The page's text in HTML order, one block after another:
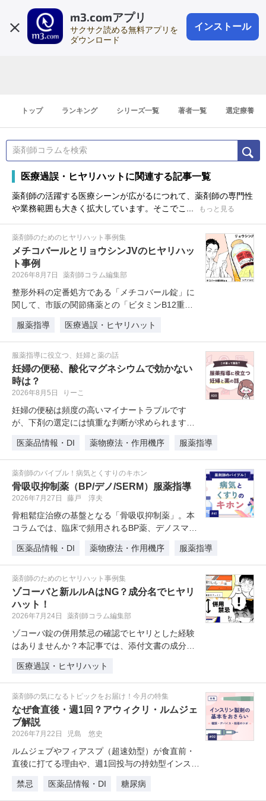
m3.comアプリ
サクサク読める無料アプリを
ダウンロード
インストール
会員登録
登録1分
トップ ランキング シリーズ一覧 著者一覧 選定療養
医療過誤・ヒヤリハットに関連する記事一覧
薬剤師の活躍する医療シーンが広がるにつれて、薬剤師の専門性
や業務範囲も大きく拡大しています。そこでこ...
もっと見る
薬剤師のためのヒヤリハット事例集
メチコバールとリョウシンJVのヒヤリハッ
ト事例
2026年8月7日 薬剤師コラム編集部
整形外科の定番処方である「メチコバール錠」に
関して、市販の関節痛薬との「ビタミンB12重
服薬指導
医療過誤・ヒヤリハット
服薬指導に役立つ、妊婦と薬の話
妊婦の便秘、酸化マグネシウムで効かない
時は？
2026年8月5日 りーこ
妊婦の便秘は頻度の高いマイナートラブルです
が、下剤の選定には慎重な判断が求められます。
医薬品情報・DI
薬物療法・作用機序 服薬指導
薬剤師のバイブル！病気とくすりのキホン
骨吸収抑制薬（BP/デノ/SERM）服薬指導
2026年7月27日 藤戸 淳夫
骨粗鬆症治療の基盤となる「骨吸収抑制薬」。本
コラムでは、臨床で頻用されるBP薬、デノスマ
医薬品情報・DI
薬物療法・作用機序 服薬指導
薬剤師のためのヒヤリハット事例集
ゾコーバと新ルルAはNG？成分名でヒヤリ
ハット！
2026年7月24日 薬剤師コラム編集部
ゾコーバ錠の併用禁忌の確認でヒヤリとした経験
はありませんか？本記事では、添付文書の成分名
医療過誤・ヒヤリハット
薬剤師の気になるトピックをお届け！今月の特集
なぜ食直後・週1回？アウィクリ・ルムジェ
ブ解説
2026年7月22日 児島 悠史
ルムジェブやフィアスプ（超速効型）が食直前・
直後に打てる理由や、週1回投与の持効型インスリ
禁忌
医薬品情報・DI 糖尿病